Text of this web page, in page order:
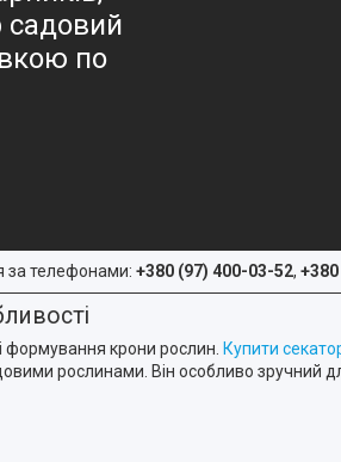
садовий
по
за телефонами: +380 (97) 400-03-52,
формування крони рослин. Купити
рослинами. Він особливо зручний